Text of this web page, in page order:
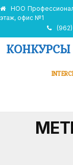
НОО
этаж, офис №1